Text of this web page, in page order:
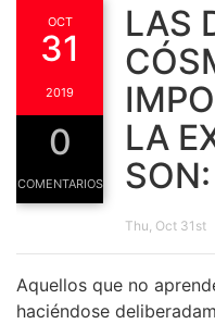
OCT
31
2019
0
COMENTARIOS
LAS
LA
SON:
Thu, Oct 31st
Aquellos que no
haciéndose